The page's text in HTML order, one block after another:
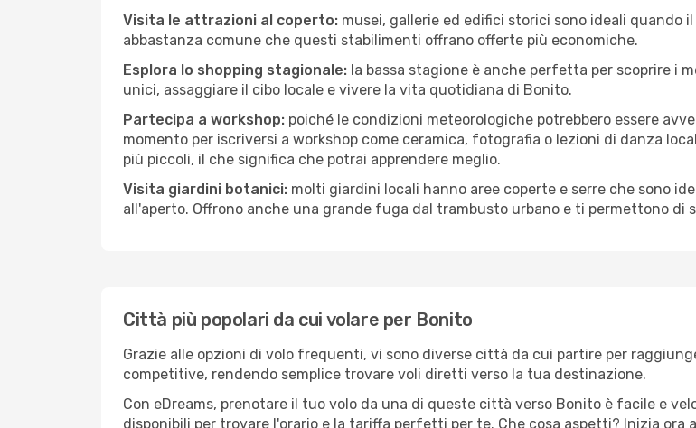
Visita le attrazioni al coperto: musei, gallerie ed edifici storici sono ideali quando
abbastanza comune che questi stabilimenti offrano offerte più economiche.
Esplora lo shopping stagionale: la bassa stagione è anche perfetta per scoprire i
unici, assaggiare il cibo locale e vivere la vita quotidiana di Bonito.
Partecipa a workshop: poiché le condizioni meteorologiche potrebbero essere
momento per iscriversi a workshop come ceramica, fotografia o lezioni di danza
più piccoli, il che significa che potrai apprendere meglio.
Visita giardini botanici: molti giardini locali hanno aree coperte e serre che sono
all'aperto. Offrono anche una grande fuga dal trambusto urbano e ti permettono di
Città più popolari da cui volare per Bonito
Grazie alle opzioni di volo frequenti, vi sono diverse città da cui partire per
competitive, rendendo semplice trovare voli diretti verso la tua destinazione.
Con eDreams, prenotare il tuo volo da una di queste città verso Bonito è facile e
disponibili per trovare l'orario e la tariffa perfetti per te. Che cosa aspetti? Inizia ora